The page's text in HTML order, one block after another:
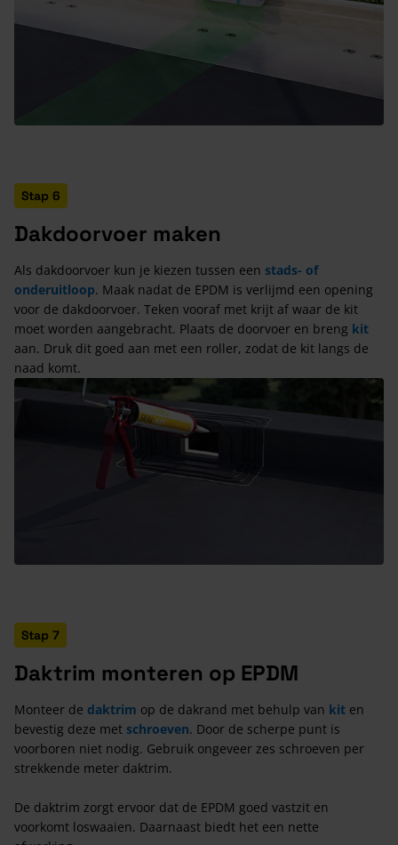
Stap 6
Dakdoorvoer maken
Als dakdoorvoer kun je kiezen tussen een stads- of
onderuitloop. Maak nadat de EPDM is verlijmd een opening
voor de dakdoorvoer. Teken vooraf met krijt af waar de kit
moet worden aangebracht. Plaats de doorvoer en breng kit
aan. Druk dit goed aan met een roller, zodat de kit langs de
naad komt.
Stap 7
Daktrim monteren op EPDM
Monteer de daktrim op de dakrand met behulp van kit en
bevestig deze met schroeven. Door de scherpe punt is
voorboren niet nodig. Gebruik ongeveer zes schroeven per
strekkende meter daktrim.
De daktrim zorgt ervoor dat de EPDM goed vastzit en
voorkomt loswaaien. Daarnaast biedt het een nette